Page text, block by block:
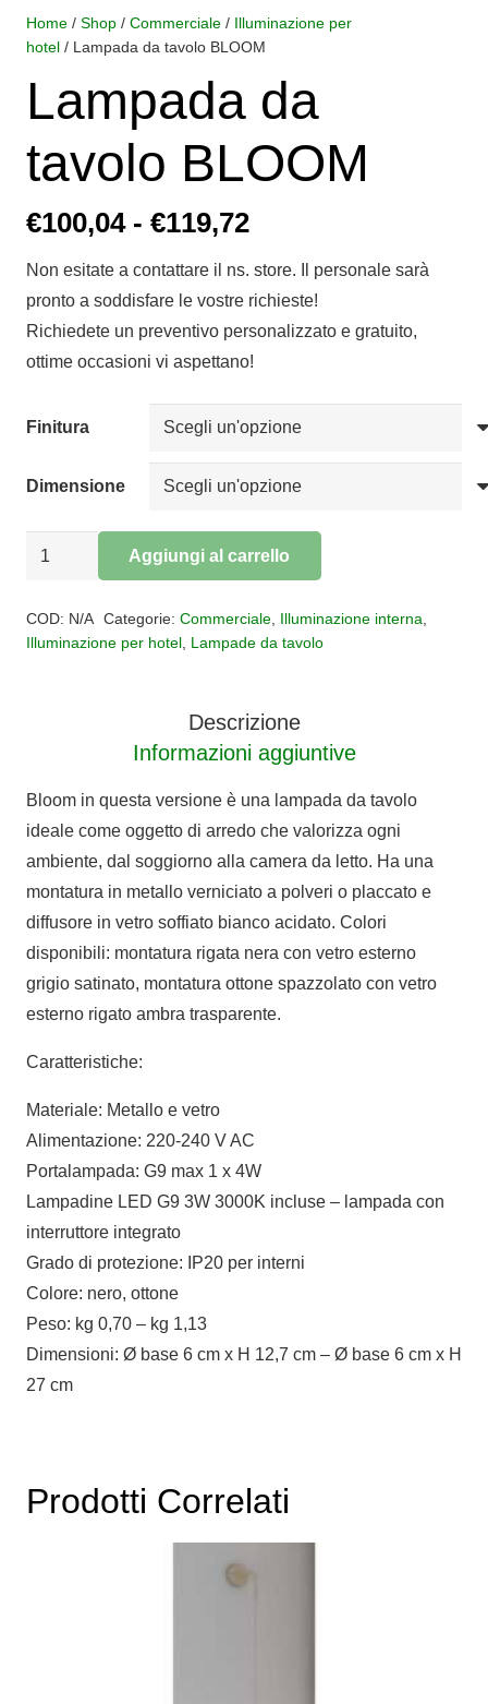
Home / Shop / Commerciale / Illuminazione per
hotel / Lampada da tavolo BLOOM
Lampada da
tavolo BLOOM
€100,04 - €119,72Fascia
prezzo:
da
€100,04
a
€119,72
Non esitate a contattare il ns. store. Il personale sarà
pronto a soddisfare le vostre richieste!
Richiedete un preventivo personalizzato e gratuito,
ottime occasioni vi aspettano!
Finitura
Dimensione
Lampada
BLOOM
Aggiungi al carrello
COD: N/A Categorie: Commerciale, Illuminazione interna
Illuminazione per hotel Lampade da tavolo
Descrizione
Informazioni aggiuntive
Bloom in questa versione è una lampada da tavolo
ideale come oggetto di arredo che valorizza ogni
ambiente, dal soggiorno alla camera da letto. Ha una
montatura in metallo verniciato a polveri o placcato e
diffusore in vetro soffiato bianco acidato. Colori
disponibili: montatura rigata nera con vetro esterno
grigio satinato, montatura ottone spazzolato con vetro
esterno rigato ambra trasparente.
Caratteristiche:
Materiale: Metallo e vetro
Alimentazione: 220-240 V AC
Portalampada: G9 max 1 x 4W
Lampadine LED G9 3W 3000K incluse – lampada con
interruttore integrato
Grado di protezione: IP20 per interni
Colore: nero, ottone
Peso: kg 0,70 – kg 1,13
Dimensioni: Ø base 6 cm x H 12,7 cm – Ø base 6 cm x H
27 cm
Prodotti Correlati